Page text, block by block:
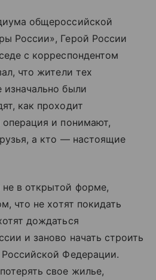
общероссийской
России», Герой России
с корреспондентом
что жители тех
были
как проходит
операция и понимают,
а кто — настоящие
в открытой форме,
что не хотят покидать
дождаться
и заново начать строить
Федерации.
свое жилье,